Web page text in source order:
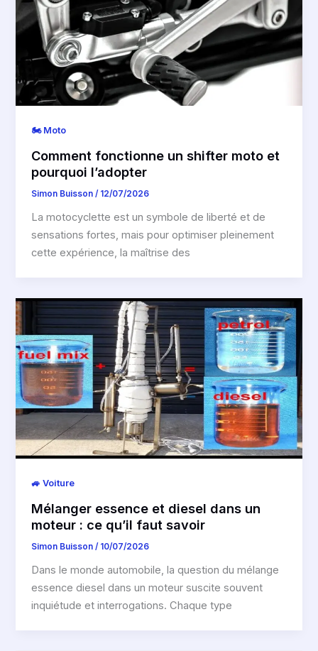
🏍️ Moto
Comment fonctionne un shifter moto et
pourquoi l’adopter
Simon Buisson/ 12/07/2026
La motocyclette est un symbole de liberté et de
sensations fortes, mais pour optimiser pleinement
cette expérience, la maîtrise des
🚙 Voiture
Mélanger essence et diesel dans un
moteur : ce qu’il faut savoir
Simon Buisson/ 10/07/2026
Dans le monde automobile, la question du mélange
essence diesel dans un moteur suscite souvent
inquiétude et interrogations. Chaque type